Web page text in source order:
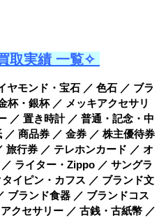
取実績 一覧✧
ヤモンド・宝石 ／ 色石 ／ ブラ
杯・銀杯 ／ メッキアクセサリ
／ 置き時計 ／ 普通・記念・中
／ 商品券 ／ 金券 ／ 株主優待券
旅行券 ／ テレホンカード ／ オ
ライター・Zippo ／ サングラ
イピン・カフス ／ ブランド文
ブランド食器 ／ ブランドコス
クセサリー ／ 古銭・古紙幣 ／